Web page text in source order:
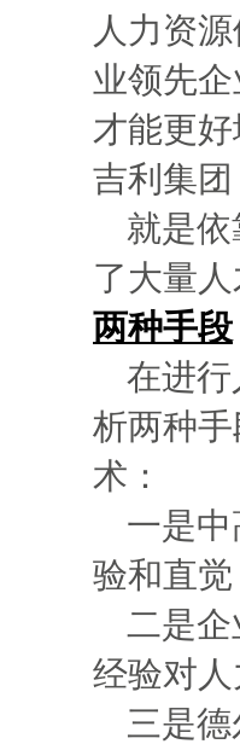
人力资
业领先
才能更
吉利集团
就是
了大量
两种手段
在进
析两种
术：
一是
验和直
二是
经验对
三是